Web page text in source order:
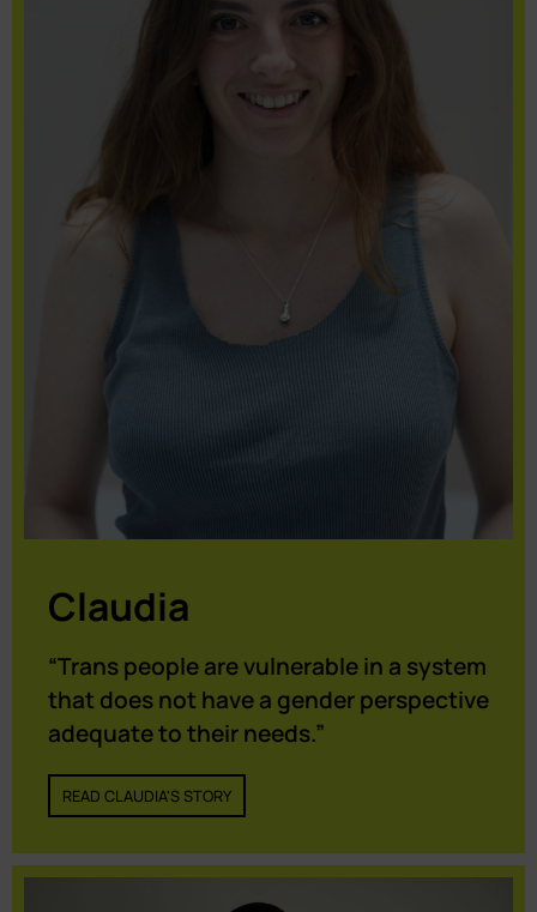
Claudia
“Trans people are vulnerable in a system
that does not have a gender perspective
adequate to their needs.”
READ CLAUDIA'S STORY